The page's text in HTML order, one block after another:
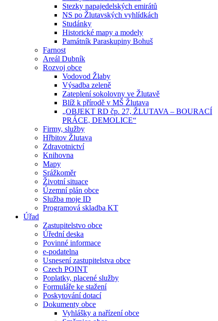
Stezky napajedelských emirátů
NS po Žlutavských vyhlídkách
Studánky
Historické mapy a modely
Památník Paraskupiny Bohuš
Farnost
Areál Dubník
Rozvoj obce
Vodovod Žlaby
Výsadba zeleně
Zateplení sokolovny ve Žlutavě
Blíž k přírodě v MŠ Žlutava
„OBJEKT RD čp. 27, ŽLUTAVA – BOURACÍ
PRÁCE, DEMOLICE“
Firmy, služby
Hřbitov Žlutava
Zdravotnictví
Knihovna
Mapy
Srážkoměr
Životní situace
Územní plán obce
Služba moje ID
Programová skladba KT
Úřad
Zastupitelstvo obce
Úřední deska
Povinné informace
e-podatelna
Usnesení zastupitelstva obce
Czech POINT
Poplatky, placené služby
Formuláře ke stažení
Poskytování dotací
Dokumenty obce
Vyhlášky a nařízení obce